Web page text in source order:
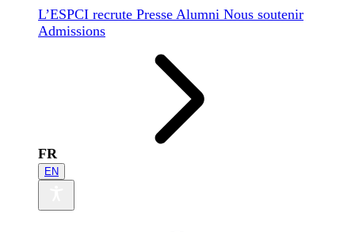
L’ESPCI recrute Presse Alumni Nous soutenir
Admissions
FR
EN